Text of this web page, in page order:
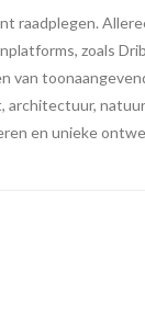
raadplegen.
zoals
van
en unieke